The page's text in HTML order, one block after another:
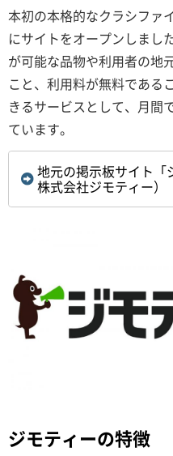
本初の本格的なクラシファ
にサイトをオープンしまし
が可能な品物や利用者の地
こと、利用料が無料である
きるサービスとして、月間
ています。
地元の掲示板サイト「
株式会社ジモティー）
ジモティーの特徴